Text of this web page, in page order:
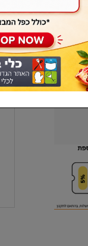
שכחתי סיסמא